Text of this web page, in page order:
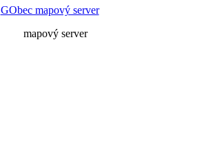
GObec mapový server